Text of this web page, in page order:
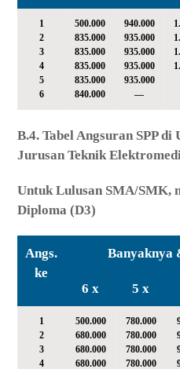
1
2
3
4
5
6
500.000
835.000
835.000
835.000
835.000
840.000
940.000
935.000
935.000
935.000
935.000
—
B.4. Tabel Angsuran SPP
Jurusan Teknik
Untuk Lulusan SMA/SMK,
Diploma (D3)
Angs.
ke
Banyaknya
6 x 5 x
1
2
3
4
500.000
680.000
680.000
680.000
780.000
780.000
780.000
780.000